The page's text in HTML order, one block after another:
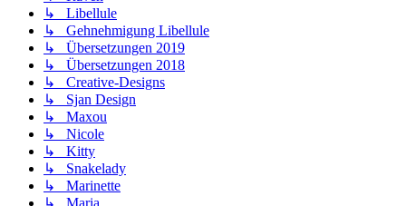
↳ Libellule
↳ Gehnehmigung Libellule
↳ Übersetzungen 2019
↳ Übersetzungen 2018
↳ Creative-Designs
↳ Sjan Design
↳ Maxou
↳ Nicole
↳ Kitty
↳ Snakelady
↳ Marinette
↳ Maria